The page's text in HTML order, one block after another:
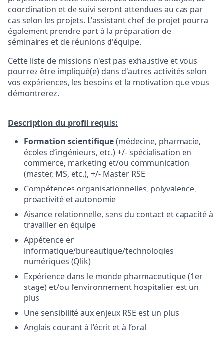
coordination et de suivi seront attendues au cas par
cas selon les projets. L'assistant chef de projet pourra
également prendre part à la préparation de
séminaires et de réunions d'équipe.
Cette liste de missions n'est pas exhaustive et vous
pourrez être impliqué(e) dans d'autres activités selon
vos expériences, les besoins et la motivation que vous
démontrerez.
Description du profil requis:
Formation scientifique(médecine, pharmacie,
écoles d’ingénieurs, etc.) +/- spécialisation en
commerce, marketing et/ou communication
(master, MS, etc.), +/- Master RSE
Compétences organisationnelles, polyvalence,
proactivité et autonomie
Aisance relationnelle, sens du contact et capacité à
travailler en équipe
Appétence en
informatique/bureautique/technologies
numériques (Qlik)
Expérience dans le monde pharmaceutique (1er
stage) et/ou l’environnement hospitalier est un
plus
Une sensibilité aux enjeux RSE est un plus
Anglais courant à l’écrit et à l’oral.